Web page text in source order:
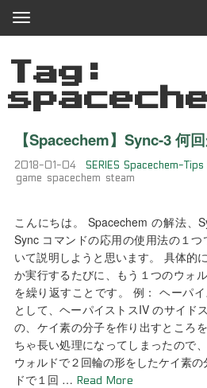
Tag:
【Spacechem】Sync-3 何
2018-01-04 SERIES Spacechem-Tips
game spacechem steam
こんにちは。 Spacechem の解法、
Sync コマンドの応用の使用法の１
いて説明しようと思います。 具体的
か実行するたびに、もう１つのウォ
を繰り返すことです。 例： ヘーパ
として、ヘーパイストスIV のサイド
の、ケイ素の分子を作り出すところ
ちゃ長い処理になってしまったので
ウォルドで２回輪の形をしたケイ素
ドで１回 … Read More